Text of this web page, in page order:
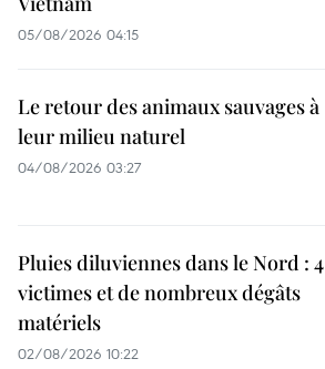
05/08/2026 04:15
Le retour des animaux sauvages à
leur milieu naturel
04/08/2026 03:27
Pluies diluviennes dans le Nord : 4
victimes et de nombreux dégâts
matériels
02/08/2026 10:22